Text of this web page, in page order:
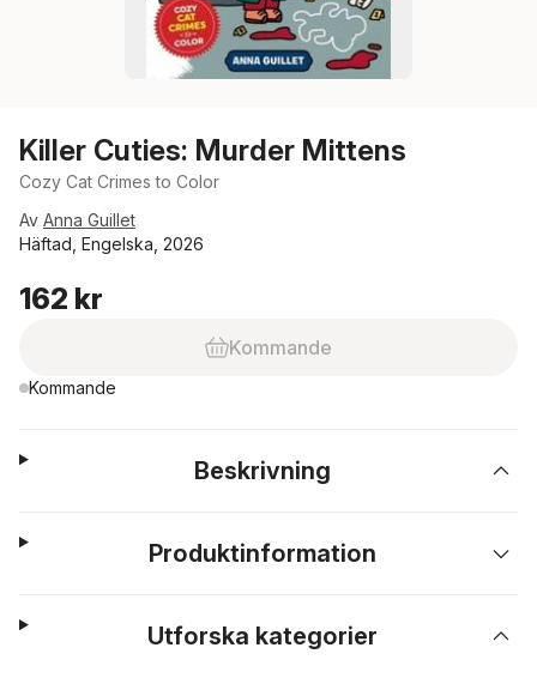
Killer Cuties: Murder Mittens
Cozy Cat Crimes to Color
Av Anna Guillet
Häftad, Engelska, 2026
162 kr
Kommande
Kommande
Beskrivning
Produktinformation
Utforska kategorier